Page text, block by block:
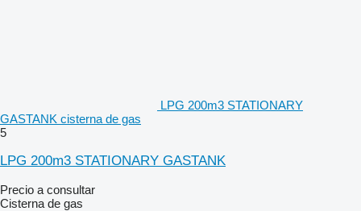
LPG 200m3 STATIONARY
GASTANK cisterna de gas
5
LPG 200m3 STATIONARY GASTANK
Precio a consultar
Cisterna de gas